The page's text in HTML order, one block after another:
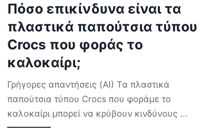
Πόσο επικίνδυνα είναι τα
πλαστικά παπούτσια τύπου
Crocs που φοράς το
καλοκαίρι;
Γρήγορες απαντήσεις (AI) Τα πλαστικά
παπούτσια τύπου Crocs που φοράμε το
καλοκαίρι μπορεί να κρύβουν κινδύνους ...